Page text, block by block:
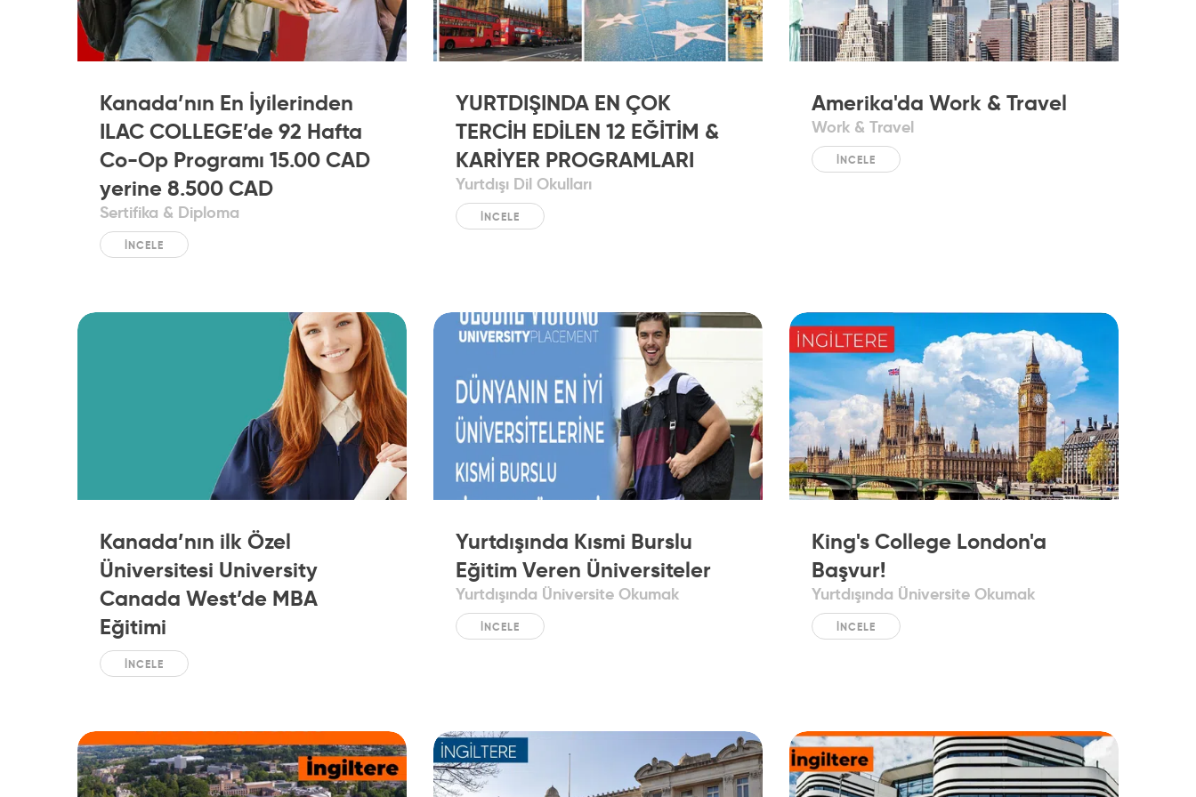
Kanada’nın En İyilerinden
ILAC COLLEGE’de 92 Hafta
Co-Op Programı 15.00 CAD
yerine 8.500 CAD
Sertifika & Diploma
İNCELE
YURTDIŞINDA EN ÇOK
TERCİH EDİLEN 12 EĞİTİM &
KARİYER PROGRAMLARI
Yurtdışı Dil Okulları
İNCELE
Amerika'da Work & Travel
Work & Travel
İNCELE
Kanada’nın ilk Özel
Üniversitesi University
Canada West’de MBA
Eğitimi
İNCELE
Yurtdışında Kısmi Burslu
Eğitim Veren Üniversiteler
Yurtdışında Üniversite Okumak
İNCELE
King's College London'a
Başvur!
Yurtdışında Üniversite Okumak
İNCELE